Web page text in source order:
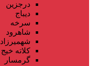
درجزین
دیباج
سرخه
شاهرود
شهمیرزاد
کلاته خیج
گرمسار